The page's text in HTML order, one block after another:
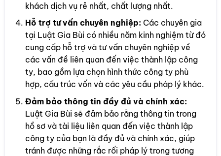
khách dịch vụ rẻ nhất, chất lượng nhất.
Hỗ trợ tư vấn chuyên nghiệp: Các chuyên gia
tại Luật Gia Bùi có nhiều năm kinh nghiệm từ đó
cung cấp hỗ trợ và tư vấn chuyên nghiệp về
các vấn đề liên quan đến việc thành lập công
ty, bao gồm lựa chọn hình thức công ty phù
hợp, cấu trúc vốn và các yêu cầu pháp lý khác.
Đảm bảo thông tin đầy đủ và chính xác:
Luật Gia Bùi sẽ đảm bảo rằng thông tin trong
hồ sơ và tài liệu liên quan đến việc thành lập
công ty của bạn là đầy đủ và chính xác, giúp
tránh được những rắc rối pháp lý trong tương